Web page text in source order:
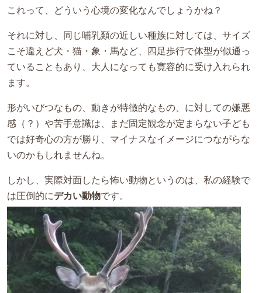
これって、どういう心境の変化なんでしょうかね？
それに対し、同じ哺乳類の近しい種族に対しては、サイズ
こそ違えど犬・猫・象・馬など、四足歩行で体型が似通っ
ていることもあり、大人になっても寛容的に受け入れられ
ます。
形がいびつなもの、動きが特徴的なもの、に対しての嫌悪
感（？）や苦手意識は、まだ固定観念が定まらない子ども
では好奇心の方が勝り、マイナスなイメージにつながらな
いのかもしれませんね。
しかし、実際対面したら怖い動物というのは、私の経験で
は圧倒的にデカい動物です。